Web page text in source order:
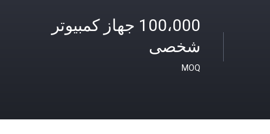
100،000 جهاز كمبيوتر
شخصى
MOQ